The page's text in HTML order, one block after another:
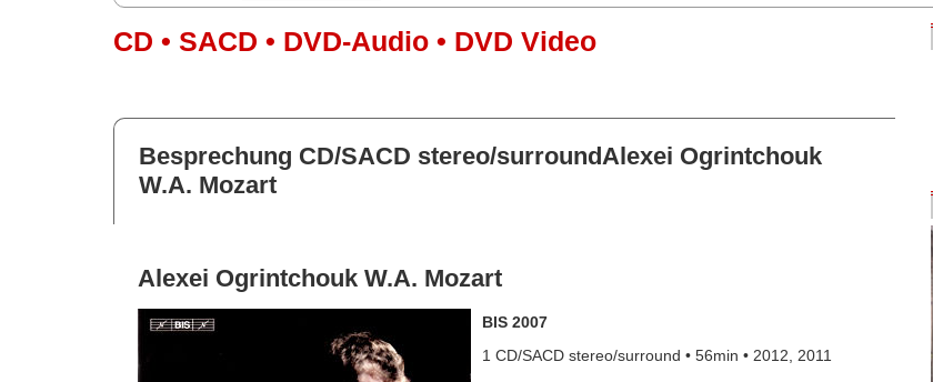
CD • SACD • DVD-Audio • DVD Video
Besprechung CD/SACD stereo/surroundAlexei Ogrintchouk
W.A. Mozart
Alexei Ogrintchouk W.A. Mozart
BIS 2007
1 CD/SACD stereo/surround • 56min • 2012, 2011